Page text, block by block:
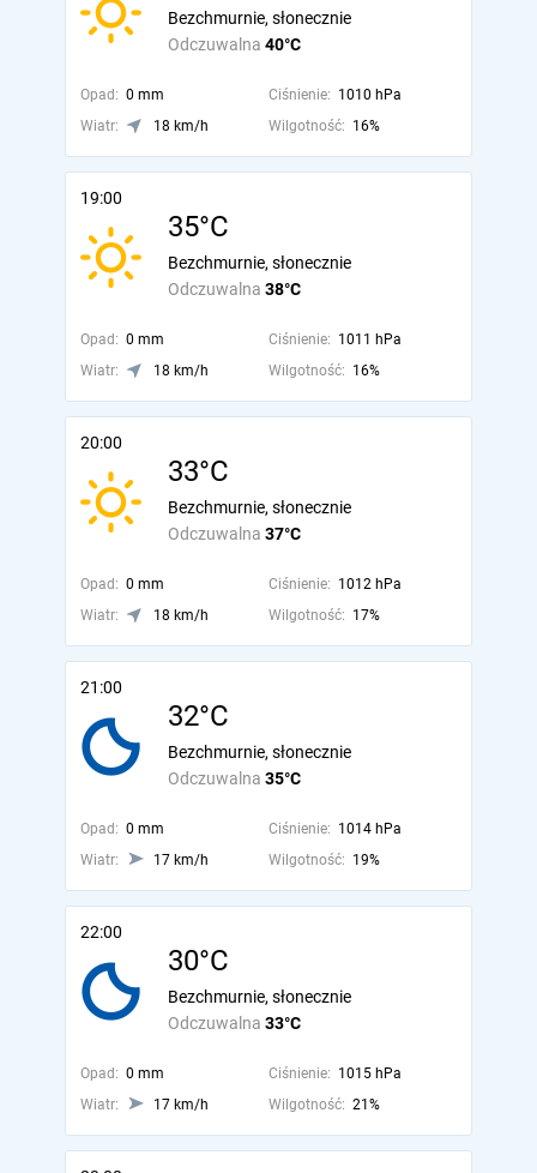
Odczuwalna 40°C
Bezchmurnie, słonecznie
Opad: 0 mm Ciśnienie: 1010 hPa
Wiatr:
18 km/h Wilgotność: 16%
19:00
35°C
Odczuwalna 38°C
Bezchmurnie, słonecznie
Opad: 0 mm Ciśnienie: 1011 hPa
Wiatr:
18 km/h Wilgotność: 16%
20:00
33°C
Odczuwalna 37°C
Bezchmurnie, słonecznie
Opad: 0 mm Ciśnienie: 1012 hPa
Wiatr:
18 km/h Wilgotność: 17%
21:00
32°C
Odczuwalna 35°C
Bezchmurnie, słonecznie
Opad: 0 mm Ciśnienie: 1014 hPa
Wiatr:
17 km/h Wilgotność: 19%
22:00
30°C
Odczuwalna 33°C
Bezchmurnie, słonecznie
Opad: 0 mm Ciśnienie: 1015 hPa
Wiatr:
17 km/h Wilgotność: 21%